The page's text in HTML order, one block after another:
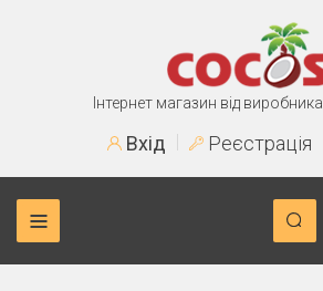
Інтернет магазин від виробника
Вхід Реєстрація